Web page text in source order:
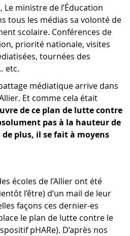
Le ministre de l’Éducation
tous les médias sa volonté de
scolaire. Conférences de
priorité nationale, visites
tournées des
etc.
médiatique arrive dans
Et comme cela était
de ce plan de lutte contre
pas à la hauteur de
de plus, il se fait à moyens
écoles de l’Allier ont été
l’être) d’un mail de leur
façons ces dernier-es
le plan de lutte contre le
pHARe). D’après nos